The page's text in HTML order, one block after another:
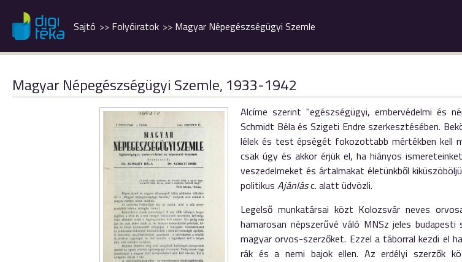
Magyar Népegészségügyi Szemle
Folyóiratok
Sajtó
Magyar Népegészségügyi Szemle, 1933-1942
Alcíme szerint "egészségügyi, embervédelmi és
Schmidt Béla és Szigeti Endre szerkesztésében.
lélek és test épségét fokozottabb mértékben kell
csak úgy és akkor érjük el, ha hiányos
veszedelmeket és ártalmakat életünkből
politikus Ajánlásc. alatt üdvözli.
Legelső munkatársai közt Kolozsvár neves
hamarosan népszerűvé váló MNSz jeles
magyar orvos-szerzőket. Ezzel a táborral kezdi el
rák és a nemi bajok ellen. Az erdélyi szerzők